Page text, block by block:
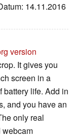
14.11.2016
version
It gives you
screen in a
battery life. Add in
and you have an
only real
webcam